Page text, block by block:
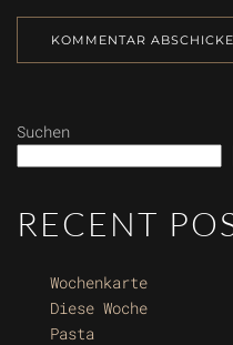
KOMMENTAR
Suchen
RECENT
Wochenkarte
Diese Woche
Pasta